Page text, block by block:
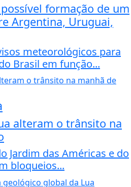
formação de um
Argentina, Uruguai,
meteorológicos para
Brasil em função...
alteram o trânsito na
Jardim das Américas e do
bloqueios...